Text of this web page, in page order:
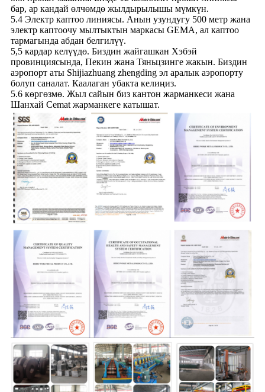
бар, ар кандай өлчөмдө жылдырылышы мүмкүн.
5.4 Электр каптоо линиясы. Анын узундугу 500 метр жана
электр каптоочу мылтыктын маркасы GEMA, ал каптоо
тармагында абдан белгилүү.
5,5 кардар келүүдө. Биздин жайгашкан Хэбэй
провинциясында, Пекин жана Тяньцзинге жакын. Биздин
аэропорт аты Shijiazhuang zhengding эл аралык аэропорту
болуп саналат. Каалаган убакта келиңиз.
5.6 көргөзмө. Жыл сайын биз кантон жарманкеси жана
Шанхай Cemat жарманкеге катышат.